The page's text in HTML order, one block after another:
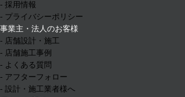
- 採用情報
- プライバシーポリシー
事業主・法人のお客様
- 店舗設計・施工
- 店舗施工事例
- よくある質問
- アフターフォロー
- 設計・施工業者様へ